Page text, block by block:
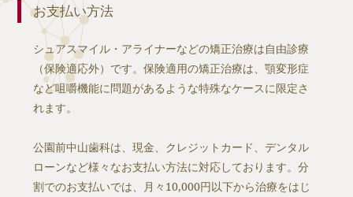
お支払い方法
シュアスマイル・アライナーなどの矯正治療は自由診療
（保険適応外）です。保険適用の矯正治療は、顎変形症
など咀嚼機能に問題があるような特殊なケースに限定さ
れます。
公園前中山歯科は、現金、クレジットカード、デンタル
ローンなど様々なお支払い方法に対応しております。分
割でのお支払いでは、月々10,000円以下から治療をはじ